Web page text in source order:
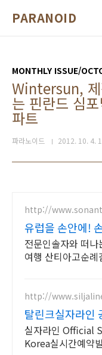
PARANOID
MONTHLY ISSUE/
Wintersun, 제
는 핀란드 심
파트
파라노이드 2012. 10. 4.
http://
유럽을 손안에!
전문인솔자와 떠
여행 산티아고순
럽 세미팩제공
http://
탈린크실자라인
실자라인 Official
Korea실시간예약